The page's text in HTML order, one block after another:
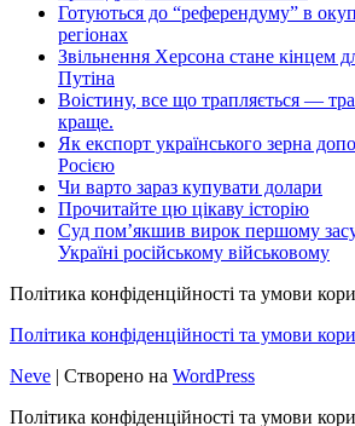
Готуються до “референдуму” в
регіонах
Звільнення Херсона стане кінцем
Путіна
Воістину, все що трапляється —
краще.
Як експорт українського зерна
Росією
Чи варто зараз купувати долари
Прочитайте цю цікаву історію
Суд пом’якшив вирок першому
Україні російському військовому
Політика конфіденційності та умови
Політика конфіденційності та умови
Neve | Створено на WordPress
Політика конфіденційності та умови